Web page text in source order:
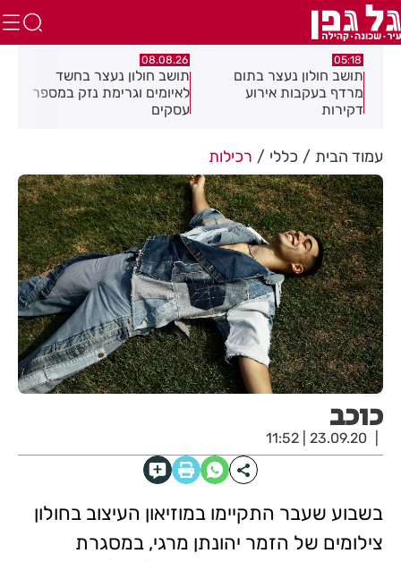
05:18
תושב חולון נעצר בתום
מרדף בעקבות אירוע
דקירות
08.08.26
תושב חולון נעצר בחשד
לאיומים וגרימת נזק במספר
עסקים
עמוד הבית כללי רכילות
כוכב
23.09.20 | 11:52
בשבוע שעבר התקיימו במוזיאון העיצוב בחולון
צילומים של הזמר יהונתן מרגי, במסגרת